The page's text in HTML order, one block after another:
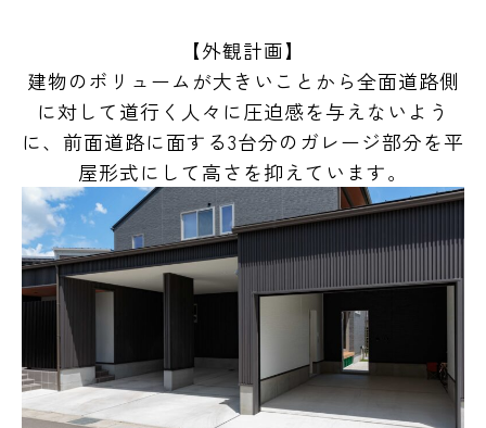
【外観計画】
建物のボリュームが大きいことから全面道路側
に対して道行く人々に圧迫感を与えないよう
に、前面道路に面する3台分のガレージ部分を平
屋形式にして高さを抑えています。